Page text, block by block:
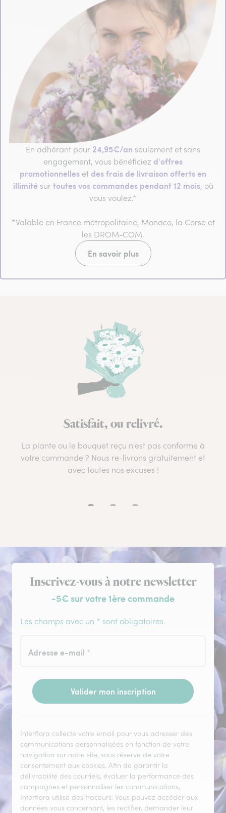
En adhérant pour 24,95€/an seulement et sans
engagement, vous bénéficiez d'offres
promotionnelles et des frais de livraison offerts en
illimité surtoutes vos commandes pendant 12 mois, où
vous voulez.*
*Valable en France métropolitaine, Monaco, la Corse et
les DROM-COM.
En savoir plus
Satisfait, ou relivré.
La plante ou le bouquet reçu n'est pas conforme à
votre commande ? Nous re-livrons gratuitement et
avec toutes nos excuses !
Inscription à la newsletter
Inscrivez-vous à notre newsletter
-5€ sur votre 1ère commande
Les champs avec un * sont obligatoires.
Adresse e-mail *
Valider mon inscription
Interflora collecte votre email pour vous adresser des
communications personnalisées en fonction de votre
navigation sur notre site, sous réserve de votre
consentement aux cookies. Afin de garantir la
délivrabilité des courriels, évaluer la performance des
campagnes et personnaliser les communications,
Interflora utilise des traceurs. Vous pouvez accéder aux
données vous concernant, les rectifier, demander leur